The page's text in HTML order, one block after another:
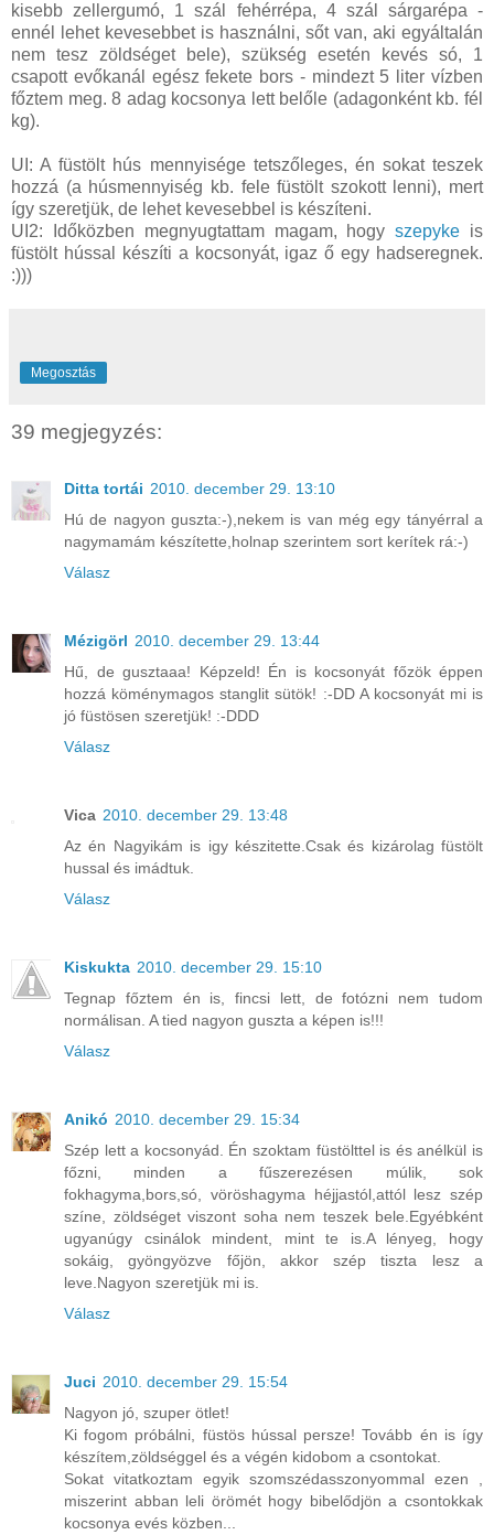
kisebb zellergumó, 1 szál fehérrépa, 4 szál sárgarépa -
ennél lehet kevesebbet is használni, sőt van, aki egyáltalán
nem tesz zöldséget bele), szükség esetén kevés só, 1
csapott evőkanál egész fekete bors - mindezt 5 liter vízben
főztem meg. 8 adag kocsonya lett belőle (adagonként kb. fél
kg).
UI: A füstölt hús mennyisége tetszőleges, én sokat teszek
hozzá (a húsmennyiség kb. fele füstölt szokott lenni), mert
így szeretjük, de lehet kevesebbel is készíteni.
UI2: Időközben megnyugtattam magam, hogyszepyke is
füstölt hússal készíti a kocsonyát, igaz ő egy hadseregnek.
:)))
Megosztás
39 megjegyzés:
Ditta tortái 2010. december 29. 13:10
Hú de nagyon guszta:-),nekem is van még egy tányérral a
nagymamám készítette,holnap szerintem sort kerítek rá:-)
Válasz
Mézigörl 2010. december 29. 13:44
Hű, de gusztaaa! Képzeld! Én is kocsonyát főzök éppen
hozzá köménymagos stanglit sütök! :-DD A kocsonyát mi is
jó füstösen szeretjük! :-DDD
Válasz
Vica 2010. december 29. 13:48
Az én Nagyikám is igy készitette.Csak és kizárolag füstölt
hussal és imádtuk.
Válasz
Kiskukta 2010. december 29. 15:10
Tegnap főztem én is, fincsi lett, de fotózni nem tudom
normálisan. A tied nagyon guszta a képen is!!!
Válasz
Anikó 2010. december 29. 15:34
Szép lett a kocsonyád. Én szoktam füstölttel is és anélkül is
főzni, minden a fűszerezésen múlik, sok
fokhagyma,bors,só, vöröshagyma héjjastól,attól lesz szép
színe, zöldséget viszont soha nem teszek bele.Egyébként
ugyanúgy csinálok mindent, mint te is.A lényeg, hogy
sokáig, gyöngyözve főjön, akkor szép tiszta lesz a
leve.Nagyon szeretjük mi is.
Válasz
Juci 2010. december 29. 15:54
Nagyon jó, szuper ötlet!
Ki fogom próbálni, füstös hússal persze! Tovább én is így
készítem,zöldséggel és a végén kidobom a csontokat.
Sokat vitatkoztam egyik szomszédasszonyommal ezen ,
miszerint abban leli örömét hogy bibelődjön a csontokkak
kocsonya evés közben...